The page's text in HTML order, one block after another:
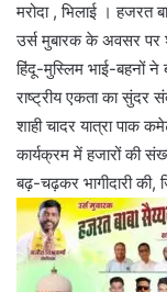
मरोदा , भिलाई । हजरत
उर्स मुबारक के अवसर पर
हिंदू-मुस्लिम भाई-बहनों ने
राष्ट्रीय एकता का सुंदर
शाही चादर यात्रा पाक
कार्यक्रम में हजारों की
बढ़-चढ़कर भागीदारी की,